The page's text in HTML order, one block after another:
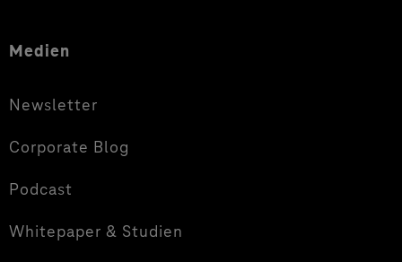
Medien
Newsletter
Corporate Blog
Podcast
Whitepaper & Studien